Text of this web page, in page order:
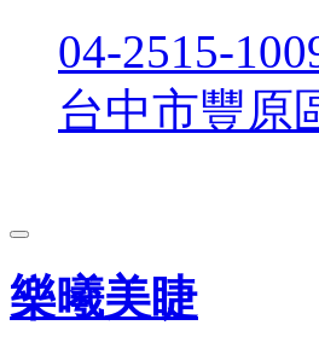
04-2515-
台中市豐原
樂曦美睫